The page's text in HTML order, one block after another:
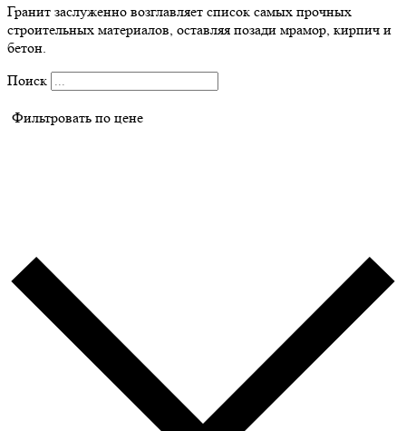
Гранит заслуженно возглавляет список самых прочных
строительных материалов, оставляя позади мрамор, кирпич и
бетон.
Поиск
Фильтровать по цене